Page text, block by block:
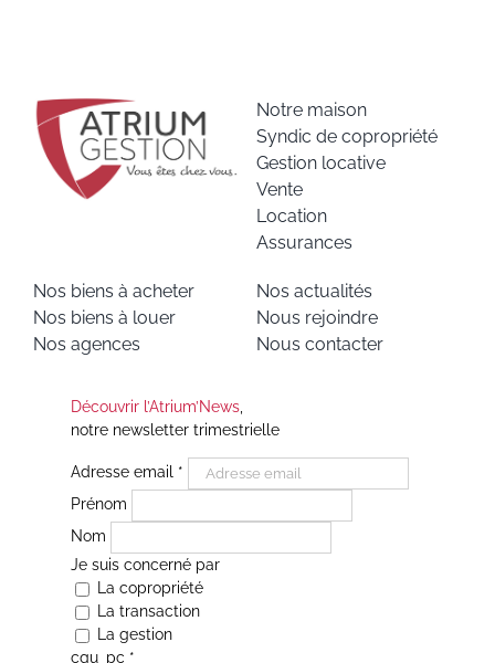
Notre maison
Syndic de copropriété
Gestion locative
Vente
Location
Assurances
Nos biens à acheter
Nos biens à louer
Nos agences
Nos actualités
Nous rejoindre
Nous contacter
Découvrir l’Atrium’News,
notre newsletter trimestrielle
Adresse email *
Prénom
Nom
Je suis concerné par
La copropriété
La transaction
La gestion
cgu_pc *